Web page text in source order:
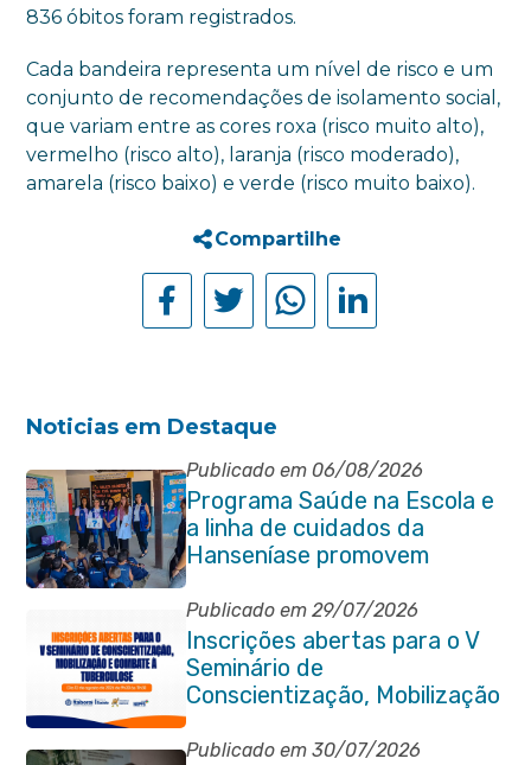
836 óbitos foram registrados.
Cada bandeira representa um nível de risco e um
conjunto de recomendações de isolamento social,
que variam entre as cores roxa (risco muito alto),
vermelho (risco alto), laranja (risco moderado),
amarela (risco baixo) e verde (risco muito baixo).
Compartilhe
Noticias em Destaque
Publicado em 06/08/2026
Programa Saúde na Escola e
a linha de cuidados da
Hanseníase promovem
conscientização sobre
hanseníase na E.M Adelaide
de Magalhães Seabra
Publicado em 29/07/2026
Inscrições abertas para o V
Seminário de
Conscientização, Mobilização
e Combate à Tuberculose em
Itaboraí
Publicado em 30/07/2026